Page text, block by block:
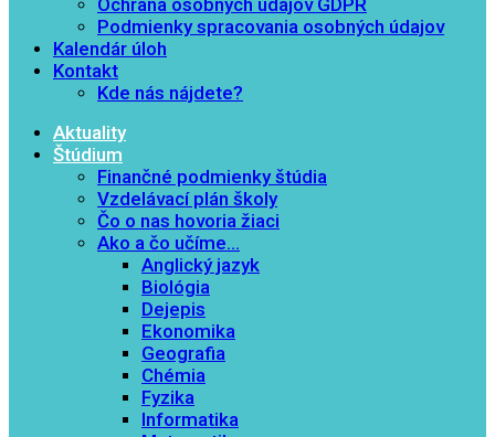
Ochrana osobných údajov GDPR
Podmienky spracovania osobných údajov
Kalendár úloh
Kontakt
Kde nás nájdete?
Aktuality
Štúdium
Finančné podmienky štúdia
Vzdelávací plán školy
Čo o nas hovoria žiaci
Ako a čo učíme…
Anglický jazyk
Biológia
Dejepis
Ekonomika
Geografia
Chémia
Fyzika
Informatika